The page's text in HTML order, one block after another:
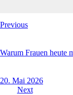
Previous
Warum Frauen heute
20. Mai 2026
Next